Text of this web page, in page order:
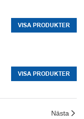
VISA PRODUKTER
VISA PRODUKTER
Nästa